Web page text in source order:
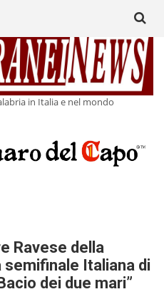
in Italia e nel mondo
for:
Ravese della
semifinale Italiana di
dei due mari”